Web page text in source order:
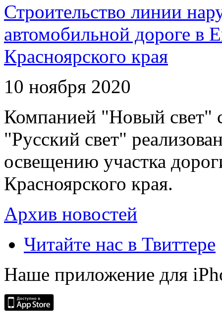
Строительство линии
автомобильной дороге в
Красноярского края
10 ноября 2020
Компанией "Новый свет"
"Русский свет"
освещению участка
Красноярского края.
Архив новостей
Читайте нас в Твиттере
Наше приложение для